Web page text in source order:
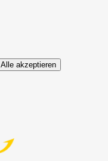
Alle akzeptieren